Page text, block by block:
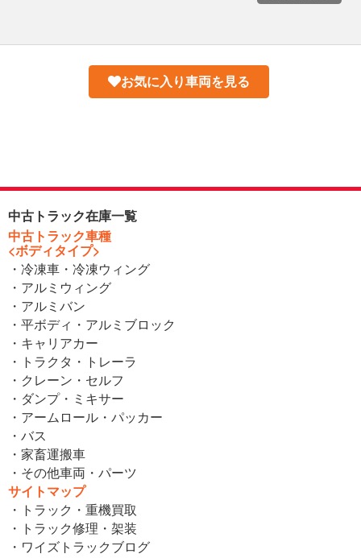
お気に入り車両を見る
中古トラック在庫一覧
中古トラック車種
<ボディタイプ>
・冷凍車・冷凍ウィング
・アルミウィング
・アルミバン
・平ボディ・アルミブロック
・キャリアカー
・トラクタ・トレーラ
・クレーン・セルフ
・ダンプ・ミキサー
・アームロール・パッカー
・バス
・家畜運搬車
・その他車両・パーツ
サイトマップ
・トラック・重機買取
・トラック修理・架装
・ワイズトラックブログ